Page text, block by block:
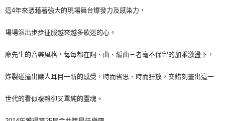
這4年來憑藉著強大的現場舞台爆發力及感染力，
場場演出步步征服越來越多歌迷的心。
麋先生的音樂風格，每每都在詞、曲、編曲三者毫不保留的加乘激盪下，
炸裂碰撞出讓人耳目一新的感受，時而省思、時而狂放，交錯刻畫出這一
世代的看似複雜卻又單純的靈魂。